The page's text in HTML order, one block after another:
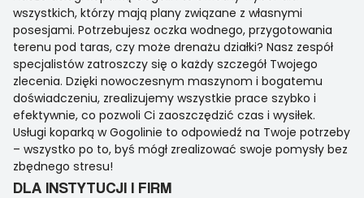
wszystkich, którzy mają plany związane z własnymi
posesjami. Potrzebujesz oczka wodnego, przygotowania
terenu pod taras, czy może drenażu działki? Nasz zespół
specjalistów zatroszczy się o każdy szczegół Twojego
zlecenia. Dzięki nowoczesnym maszynom i bogatemu
doświadczeniu, zrealizujemy wszystkie prace szybko i
efektywnie, co pozwoli Ci zaoszczędzić czas i wysiłek.
Usługi koparką w Gogolinie to odpowiedź na Twoje potrzeby
– wszystko po to, byś mógł zrealizować swoje pomysły bez
zbędnego stresu!
DLA INSTYTUCJI I FIRM